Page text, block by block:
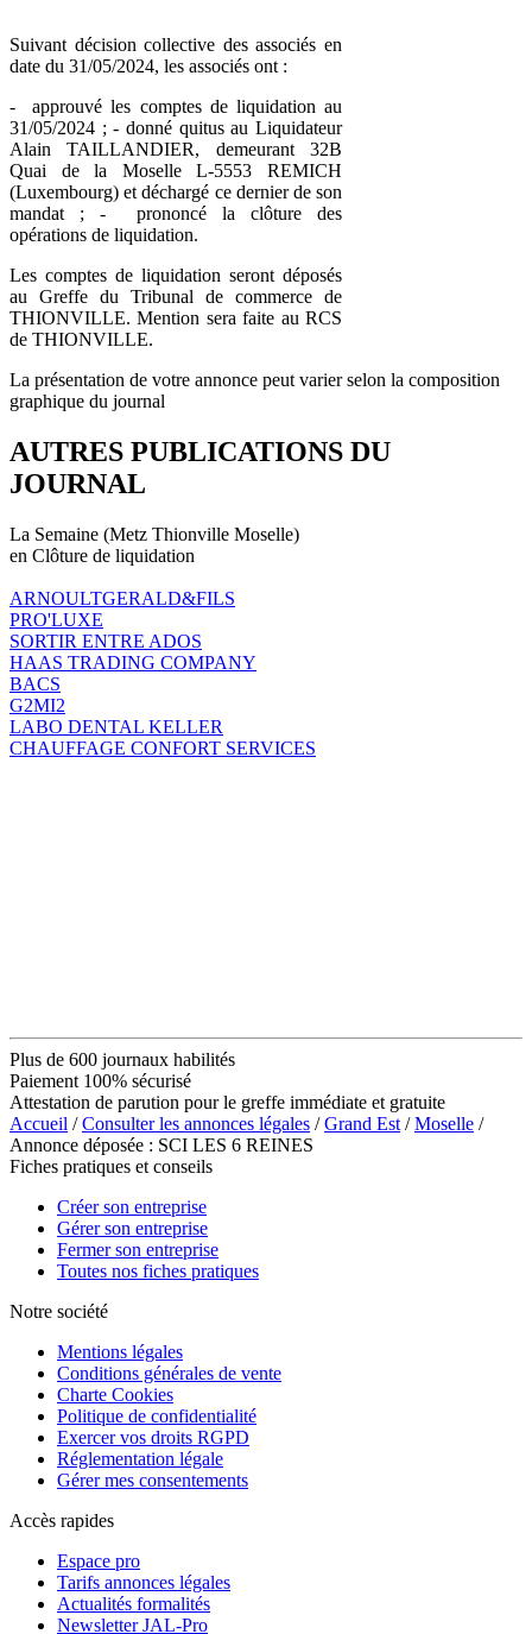
Suivant décision collective des associés en
date du 31/05/2024, les associés ont :
- approuvé les comptes de liquidation au
31/05/2024 ; - donné quitus au Liquidateur
Alain TAILLANDIER, demeurant 32B
Quai de la Moselle L-5553 REMICH
(Luxembourg) et déchargé ce dernier de son
mandat ; - prononcé la clôture des
opérations de liquidation.
Les comptes de liquidation seront déposés
au Greffe du Tribunal de commerce de
THIONVILLE. Mention sera faite au RCS
de THIONVILLE.
La présentation de votre annonce peut varier selon la composition
graphique du journal
AUTRES PUBLICATIONS DU
JOURNAL
La Semaine (Metz Thionville Moselle)
en Clôture de liquidation
ARNOULTGERALD&FILS
PRO'LUXE
SORTIR ENTRE ADOS
HAAS TRADING COMPANY
BACS
G2MI2
LABO DENTAL KELLER
CHAUFFAGE CONFORT SERVICES
Plus de 600 journaux habilités
Paiement 100% sécurisé
Attestation de parution pour le greffe immédiate et gratuite
Accueil /Consulter les annonces légales /Grand Est /Moselle /
Annonce déposée : SCI LES 6 REINES
Fiches pratiques et conseils
Créer son entreprise
Gérer son entreprise
Fermer son entreprise
Toutes nos fiches pratiques
Notre société
Mentions légales
Conditions générales de vente
Charte Cookies
Politique de confidentialité
Exercer vos droits RGPD
Réglementation légale
Gérer mes consentements
Accès rapides
Espace pro
Tarifs annonces légales
Actualités formalités
Newsletter JAL-Pro